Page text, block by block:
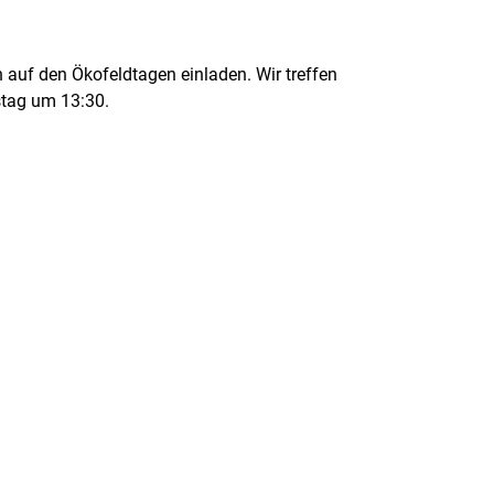
den Ökofeldtagen einladen. Wir treffen
um 13:30.
Link, öffnet neues Fenster)
(externer Link, öffnet neues Fenster)